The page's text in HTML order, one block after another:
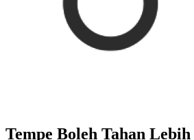
Tempe Boleh Tahan